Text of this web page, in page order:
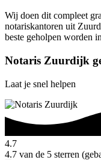
Wij doen dit compleet
notariskantoren uit
beste geholpen worden
Notaris Zuurdijk
Laat je snel helpen
4.7
4.7 van de 5 sterren